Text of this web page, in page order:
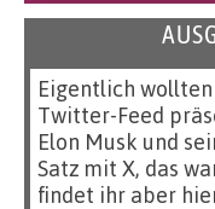
Eigentlich
Twitter-Feed
Elon Musk und
Satz mit X, das
findet ihr aber